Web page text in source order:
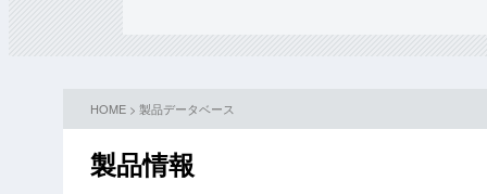
HOME > 製品データベース
製品情報